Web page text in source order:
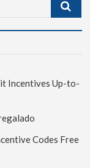
Incentives Up-to-
Codes Free